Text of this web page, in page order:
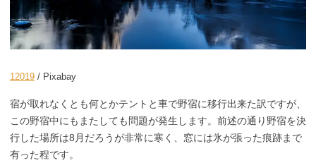
12019 / Pixabay
宿が取れなくとも何とかテントと車で野宿に移行出来た訳ですが、
この野宿中にもまたしても問題が発生します。前述の通り野宿を決
行した場所は8月だろうが非常に寒く、窓には氷が張った痕跡まで
有った程です。